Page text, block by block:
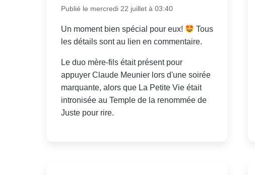
Publié le mercredi 22 juillet à 03:40
Un moment bien spécial pour eux!
Tous
les détails sont au lien en commentaire.
Le duo mère-fils était présent pour
appuyer Claude Meunier lors d'une soirée
marquante, alors que La Petite Vie était
intronisée au Temple de la renommée de
Juste pour rire.